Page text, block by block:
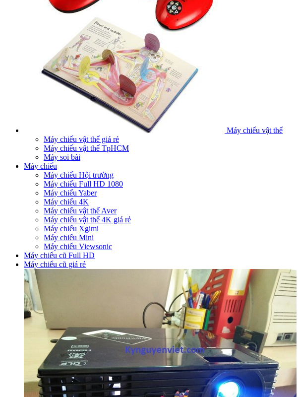
Máy chiếu vật thể
Máy chiếu vật thể giá rẻ
Máy chiếu vật thể TpHCM
Máy soi bài
Máy chiếu
Máy chiếu Hội trường
Máy chiếu Full HD 1080
Máy chiếu Yaber
Máy chiếu 4K
Máy chiếu vật thể Aver
Máy chiếu vật thể 4K giá rẻ
Máy chiếu Xgimi
Máy chiếu Mini
Máy chiếu Viewsonic
Máy chiếu cũ Full HD
Máy chiếu cũ giá rẻ